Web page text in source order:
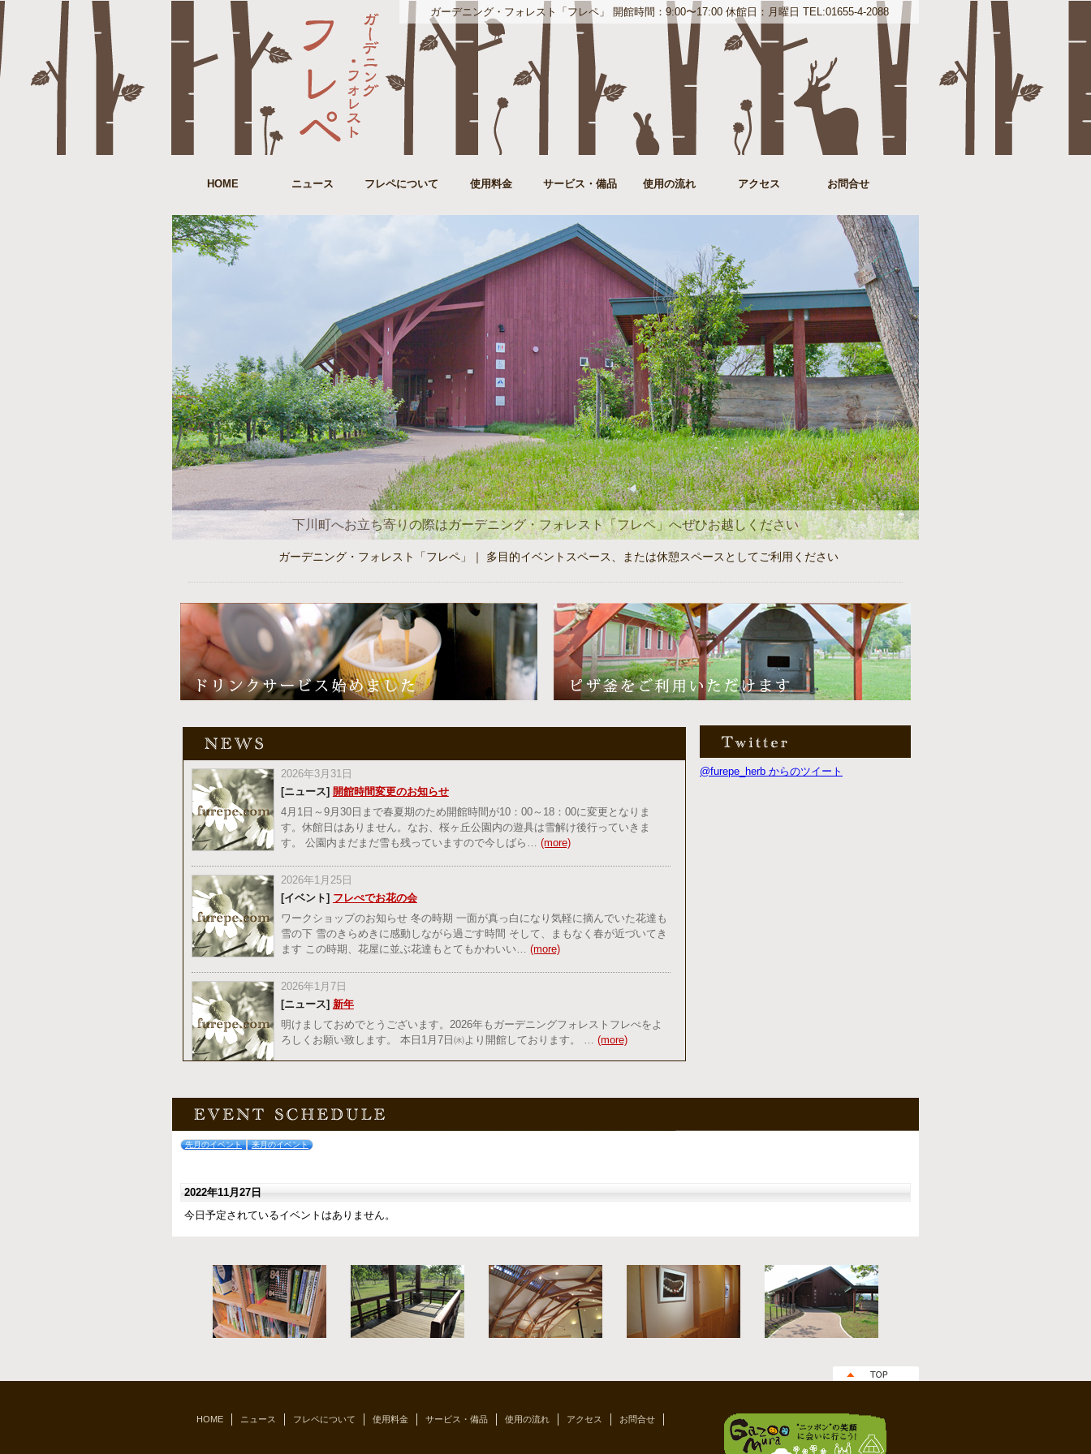
ガーデニング・フォレスト「フレペ」 開館時間：9:00〜17:00 休館日：月曜日 TEL:01655-4-2088
HOME ニュース フレペについて 使用料金 サービス・備品 使用の流れ アクセス お問合せ
下川町へお立ち寄りの際はガーデニング・フォレスト「フレペ」へぜひお越しください
ガーデニング・フォレスト「フレペ」｜ 多目的イベントスペース、または休憩スペースとしてご利用ください
2026年3月31日
[ニュース] 開館時間変更のお知らせ
4月1日～9月30日まで春夏期のため開館時間が10：00～18：00に変更となりま
す。休館日はありません。なお、桜ヶ丘公園内の遊具は雪解け後行っていきま
す。 公園内まだまだ雪も残っていますので今しばら… (more)
2026年1月25日
[イベント] フレぺでお花の会
ワークショップのお知らせ 冬の時期 一面が真っ白になり気軽に摘んでいた花達も
雪の下 雪のきらめきに感動しながら過ごす時間 そして、まもなく春が近づいてき
ます この時期、花屋に並ぶ花達もとてもかわいい… (more)
2026年1月7日
[ニュース] 新年
明けましておめでとうございます。2026年もガーデニングフォレストフレぺをよ
ろしくお願い致します。 本日1月7日㈬より開館しております。 … (more)
[ニュース]年末年始のお知らせ
本年もガーデニングフォレストフレぺ並びに桜ヶ丘公園をご利用頂きありがとう
ございました。 2025年12月29日(月)～2026年1月6日(火)までガーデニングフォレ
[ニュース]お問合せアドレス変更のお知らせ
のでご利用くださ…(more)
ブログロール
下川町の公式ホームページです。
@furepe_herb からのツイート
先月のイベント 来月のイベント
2022年11月27日
今日予定されているイベントはありません。
HOME ニュース フレペについて 使用料金 サービス・備品 使用の流れ アクセス お問合せ